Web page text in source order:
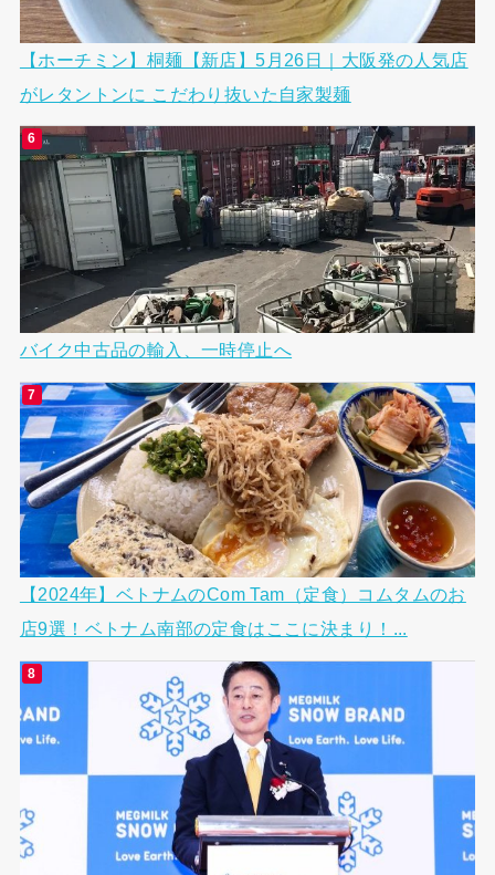
【ホーチミン】桐麺【新店】5月26日｜大阪発の人気店
がレタントンに こだわり抜いた自家製麺
バイク中古品の輸入、一時停止へ
【2024年】ベトナムのCom Tam（定食）コムタムのお
店9選！ベトナム南部の定食はここに決まり！...